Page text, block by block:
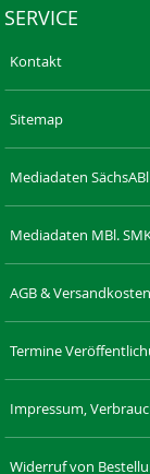
SERVICE
Kontakt
Sitemap
Mediadaten
Mediadaten MBl.
AGB & Versandkosten
Termine
Impressum,
Widerruf von